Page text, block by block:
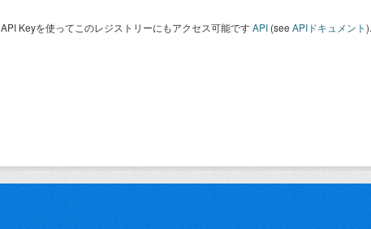
API Keyを使ってこのレジストリーにもアクセス可能ですAPI (see APIドキュメント).